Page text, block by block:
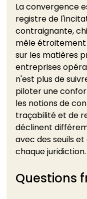
La convergence
registre de
contraignante,
mêle étroitement
sur les matières
entreprises
n'est plus de
piloter une
les notions de
traçabilité et de
déclinent
avec des seuils
chaque juridiction.
Questions